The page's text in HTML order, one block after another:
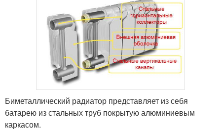
Биметаллический радиатор представляет из себя
батарею из стальных труб покрытую алюминиевым
каркасом.